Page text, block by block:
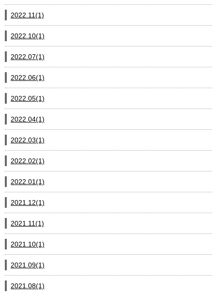
2022.11(1)
2022.10(1)
2022.07(1)
2022.06(1)
2022.05(1)
2022.04(1)
2022.03(1)
2022.02(1)
2022.01(1)
2021.12(1)
2021.11(1)
2021.10(1)
2021.09(1)
2021.08(1)